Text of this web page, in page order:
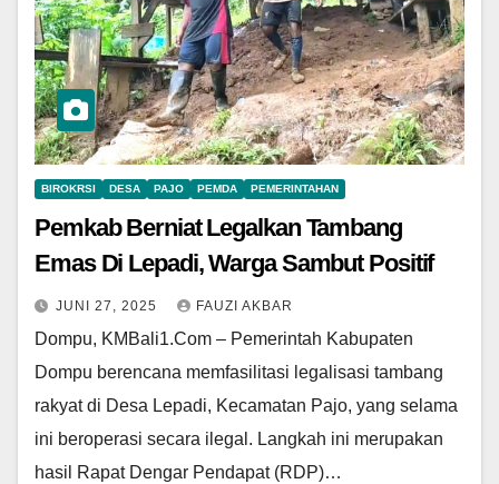
BIROKRSI DESA PAJO PEMDA PEMERINTAHAN
Pemkab Berniat Legalkan Tambang
Emas Di Lepadi, Warga Sambut Positif
JUNI 27, 2025 FAUZI AKBAR
Dompu, KMBali1.Com – Pemerintah Kabupaten
Dompu berencana memfasilitasi legalisasi tambang
rakyat di Desa Lepadi, Kecamatan Pajo, yang selama
ini beroperasi secara ilegal. Langkah ini merupakan
hasil Rapat Dengar Pendapat (RDP)…